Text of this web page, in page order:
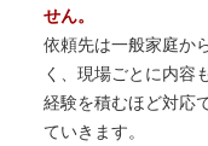
せん。
依頼先は一般家庭か
く、現場ごとに内容
経験を積むほど対応
ていきます。